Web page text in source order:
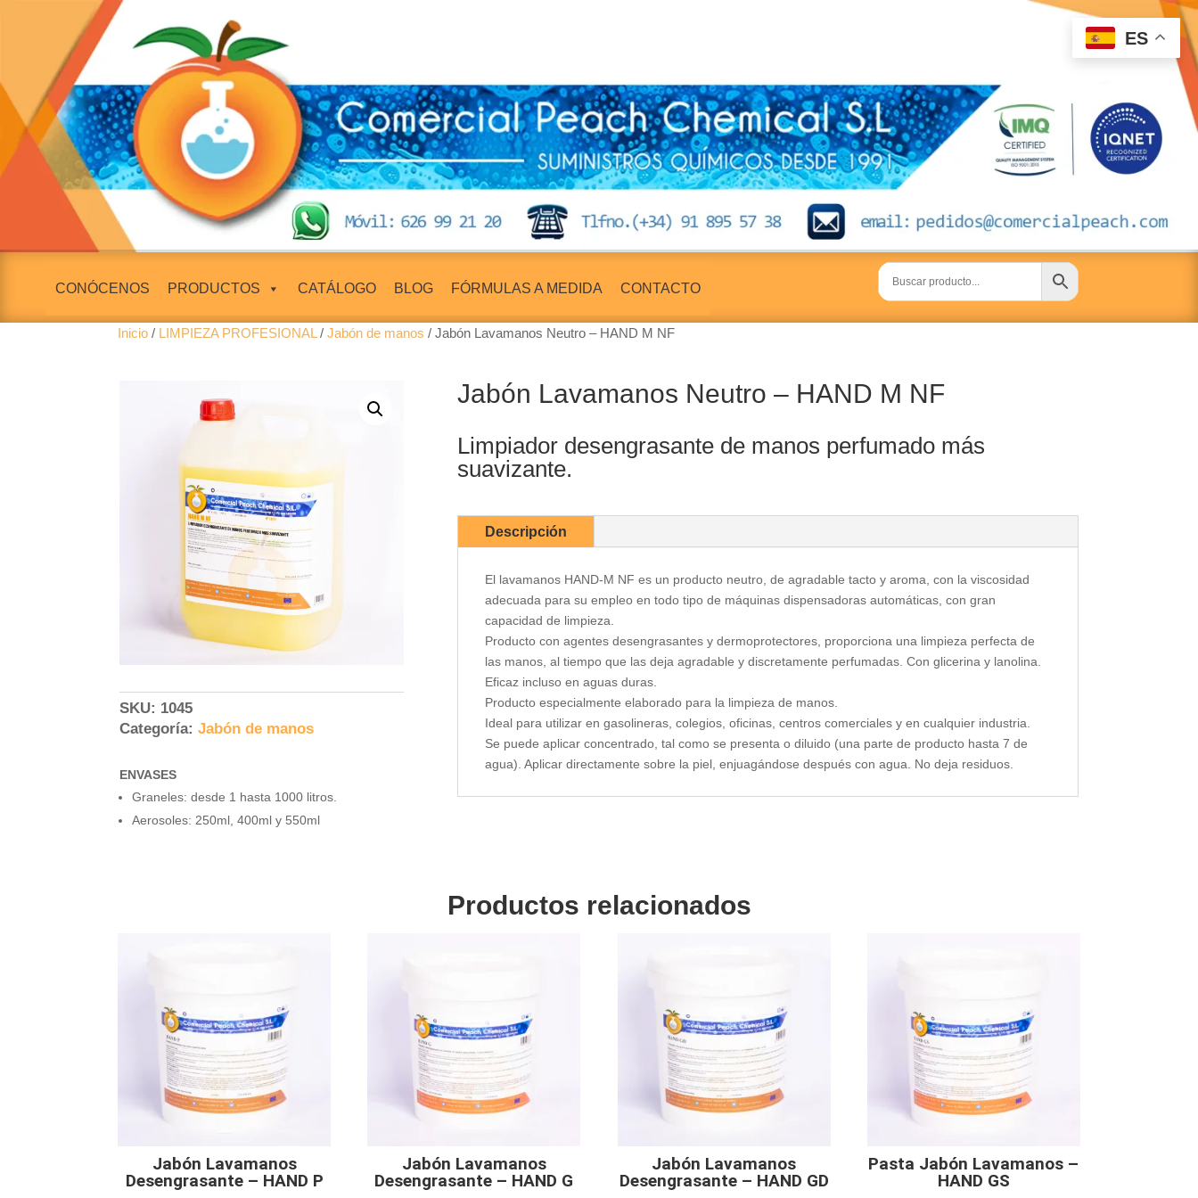
CONÓCENOS PRODUCTOS CATÁLOGO BLOG FÓRMULAS A MEDIDA CONTACTO
Inicio / LIMPIEZA PROFESIONAL/ Jabón de manos / Jabón Lavamanos Neutro – HAND M NF
SKU: 1045
Categoría:Jabón de manos
ENVASES
Graneles: desde 1 hasta 1000 litros.
Aerosoles: 250ml, 400ml y 550ml
Jabón Lavamanos Neutro – HAND M NF
Limpiador desengrasante de manos perfumado más
suavizante.
Descripción
El lavamanos HAND-M NF es un producto neutro, de agradable tacto y aroma, con la viscosidad
adecuada para su empleo en todo tipo de máquinas dispensadoras automáticas, con gran
capacidad de limpieza.
Producto con agentes desengrasantes y dermoprotectores, proporciona una limpieza perfecta de
las manos, al tiempo que las deja agradable y discretamente perfumadas. Con glicerina y lanolina.
Eficaz incluso en aguas duras.
Producto especialmente elaborado para la limpieza de manos.
Ideal para utilizar en gasolineras, colegios, oficinas, centros comerciales y en cualquier industria.
Se puede aplicar concentrado, tal como se presenta o diluido (una parte de producto hasta 7 de
agua). Aplicar directamente sobre la piel, enjuagándose después con agua. No deja residuos.
Productos relacionados
Jabón Lavamanos
Desengrasante – HAND P
Jabón Lavamanos
Desengrasante – HAND G
Jabón Lavamanos
Desengrasante – HAND GD
Pasta Jabón Lavamanos –
HAND GS
ES